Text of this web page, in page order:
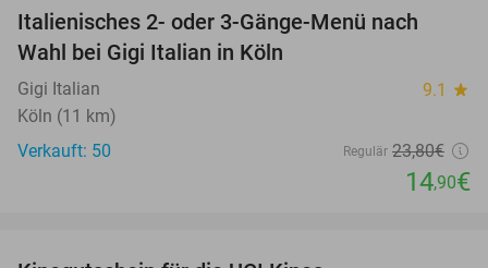
Italienisches 2- oder 3-Gänge-Menü nach
Wahl bei Gigi Italian in Köln
Gigi Italian 9.1 star
Köln (11 km)
Verkauft: 50
Regulär 23,80€
14,90€